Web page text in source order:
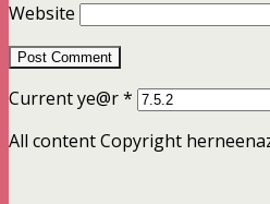
Website
Current ye@r*
All content Copyright